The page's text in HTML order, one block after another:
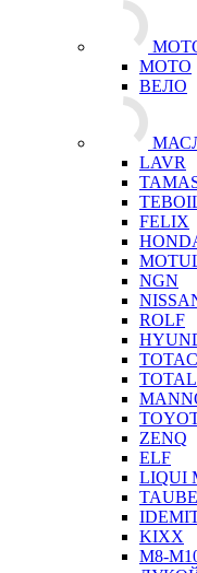
МОТО
ВЕЛО
LAVR
FELIX
NGN
ROLF
TOTAL
ZENQ
ELF
LIQUI
KIXX
М8-